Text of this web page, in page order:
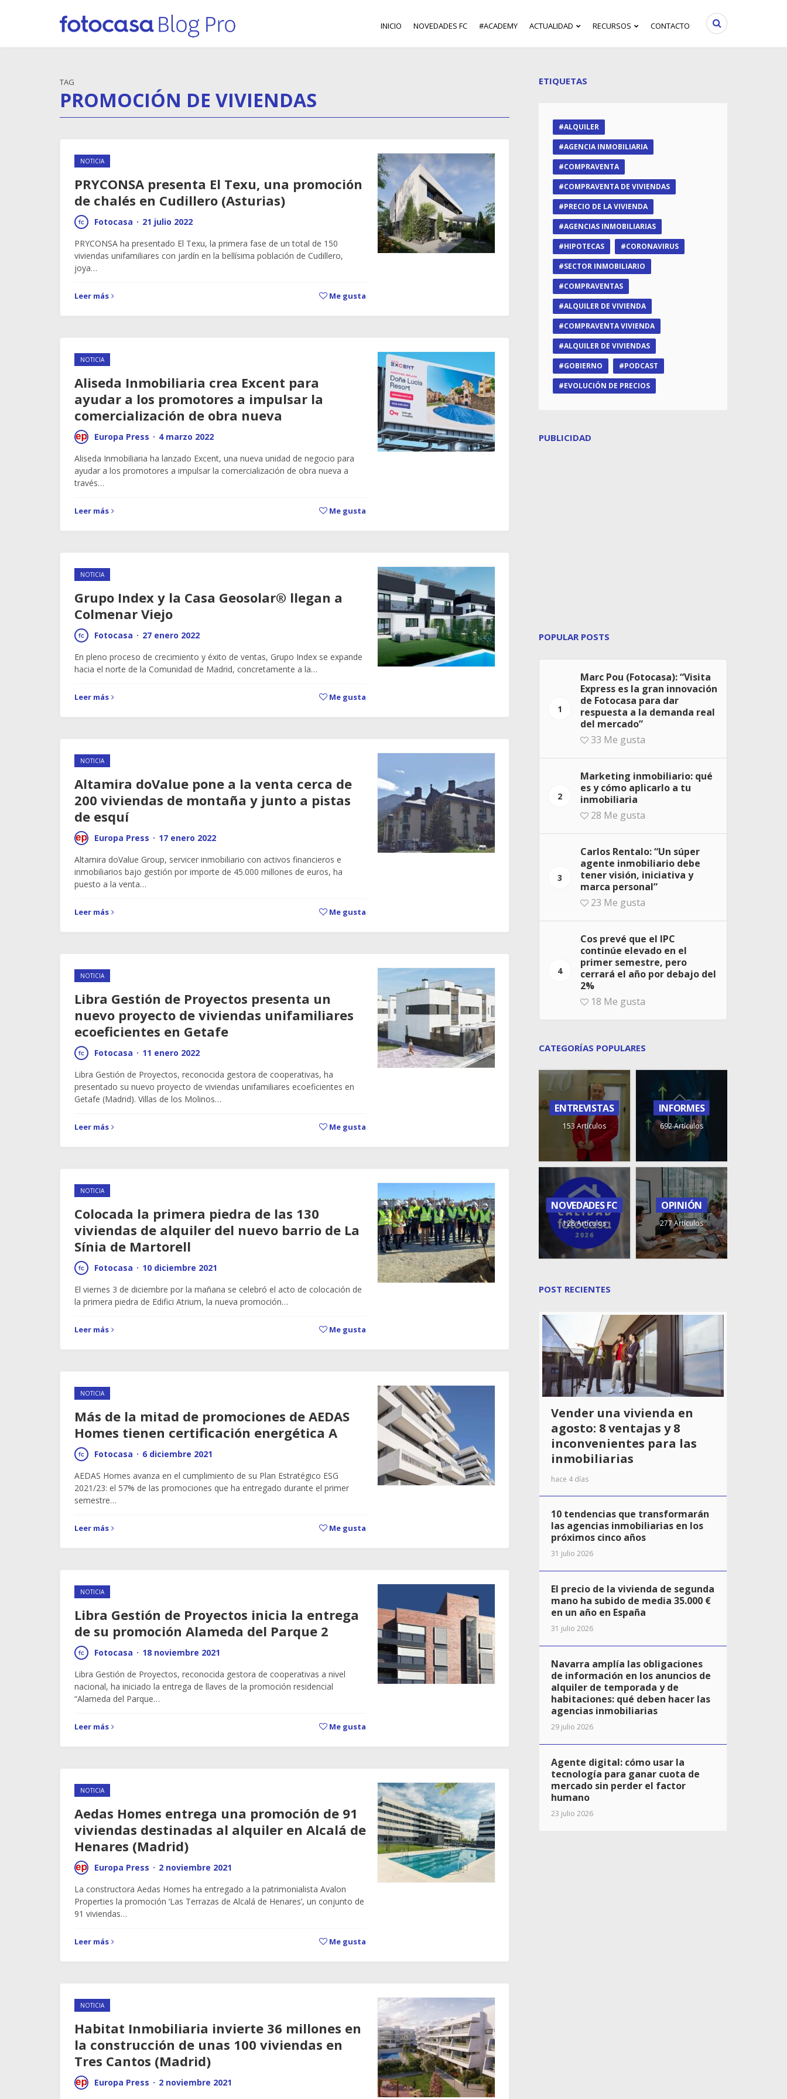
INICIO NOVEDADES FC #ACADEMY ACTUALIDAD RECURSOS CONTACTO
TAG
PROMOCIÓN DE VIVIENDAS
NOTICIA
PRYCONSA presenta El Texu, una promoción
de chalés en Cudillero (Asturias)
Fotocasa · 21 julio 2022
PRYCONSA ha presentado El Texu, la primera fase de un total de 150
viviendas unifamiliares con jardín en la bellísima población de Cudillero,
joya…
Leer más Me gusta
NOTICIA
Aliseda Inmobiliaria crea Excent para
ayudar a los promotores a impulsar la
comercialización de obra nueva
Europa Press · 4 marzo 2022
Aliseda Inmobiliaria ha lanzado Excent, una nueva unidad de negocio para
ayudar a los promotores a impulsar la comercialización de obra nueva a
través…
Leer más Me gusta
NOTICIA
Grupo Index y la Casa Geosolar® llegan a
Colmenar Viejo
Fotocasa · 27 enero 2022
En pleno proceso de crecimiento y éxito de ventas, Grupo Index se expande
hacia el norte de la Comunidad de Madrid, concretamente a la…
Leer más Me gusta
NOTICIA
Altamira doValue pone a la venta cerca de
200 viviendas de montaña y junto a pistas
de esquí
Europa Press · 17 enero 2022
Altamira doValue Group, servicer inmobiliario con activos financieros e
inmobiliarios bajo gestión por importe de 45.000 millones de euros, ha
puesto a la venta…
Leer más Me gusta
NOTICIA
Libra Gestión de Proyectos presenta un
nuevo proyecto de viviendas unifamiliares
ecoeficientes en Getafe
Fotocasa · 11 enero 2022
Libra Gestión de Proyectos, reconocida gestora de cooperativas, ha
presentado su nuevo proyecto de viviendas unifamiliares ecoeficientes en
Getafe (Madrid). Villas de los Molinos…
Leer más Me gusta
NOTICIA
Colocada la primera piedra de las 130
viviendas de alquiler del nuevo barrio de La
Sínia de Martorell
Fotocasa · 10 diciembre 2021
El viernes 3 de diciembre por la mañana se celebró el acto de colocación de
la primera piedra de Edifici Atrium, la nueva promoción…
Leer más Me gusta
NOTICIA
Más de la mitad de promociones de AEDAS
Homes tienen certificación energética A
Fotocasa · 6 diciembre 2021
AEDAS Homes avanza en el cumplimiento de su Plan Estratégico ESG
2021/23: el 57% de las promociones que ha entregado durante el primer
semestre…
Leer más Me gusta
NOTICIA
Libra Gestión de Proyectos inicia la entrega
de su promoción Alameda del Parque 2
Fotocasa · 18 noviembre 2021
Libra Gestión de Proyectos, reconocida gestora de cooperativas a nivel
nacional, ha iniciado la entrega de llaves de la promoción residencial
“Alameda del Parque…
Leer más Me gusta
NOTICIA
Aedas Homes entrega una promoción de 91
viviendas destinadas al alquiler en Alcalá de
Henares (Madrid)
Europa Press · 2 noviembre 2021
La constructora Aedas Homes ha entregado a la patrimonialista Avalon
Properties la promoción ‘Las Terrazas de Alcalá de Henares’, un conjunto de
91 viviendas…
Leer más Me gusta
NOTICIA
Habitat Inmobiliaria invierte 36 millones en
la construcción de unas 100 viviendas en
Tres Cantos (Madrid)
Europa Press · 2 noviembre 2021
ETIQUETAS
ALQUILER
AGENCIA INMOBILIARIA
COMPRAVENTA
COMPRAVENTA DE VIVIENDAS
PRECIO DE LA VIVIENDA
AGENCIAS INMOBILIARIAS
HIPOTECAS
CORONAVIRUS
SECTOR INMOBILIARIO
COMPRAVENTAS
ALQUILER DE VIVIENDA
COMPRAVENTA VIVIENDA
ALQUILER DE VIVIENDAS
GOBIERNO
PODCAST
EVOLUCIÓN DE PRECIOS
PUBLICIDAD
POPULAR POSTS
1
Marc Pou (Fotocasa): “Visita
Express es la gran innovación
de Fotocasa para dar
respuesta a la demanda real
del mercado”
33 Me gusta
2
Marketing inmobiliario: qué
es y cómo aplicarlo a tu
inmobiliaria
28 Me gusta
3
Carlos Rentalo: “Un súper
agente inmobiliario debe
tener visión, iniciativa y
marca personal”
23 Me gusta
4
Cos prevé que el IPC
continúe elevado en el
primer semestre, pero
cerrará el año por debajo del
2%
18 Me gusta
CATEGORÍAS POPULARES
ENTREVISTAS
153 Artículos
INFORMES
692 Artículos
NOVEDADES FC
128 Artículos
OPINIÓN
277 Artículos
POST RECIENTES
Vender una vivienda en
agosto: 8 ventajas y 8
inconvenientes para las
inmobiliarias
hace 4 días
10 tendencias que transformarán
las agencias inmobiliarias en los
próximos cinco años
31 julio 2026
El precio de la vivienda de segunda
mano ha subido de media 35.000 €
en un año en España
31 julio 2026
Navarra amplía las obligaciones
de información en los anuncios de
alquiler de temporada y de
habitaciones: qué deben hacer las
agencias inmobiliarias
29 julio 2026
Agente digital: cómo usar la
tecnología para ganar cuota de
mercado sin perder el factor
humano
23 julio 2026